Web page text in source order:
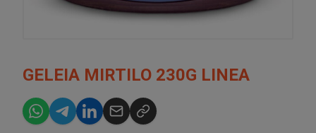
GELEIA MIRTILO 230G LINEA